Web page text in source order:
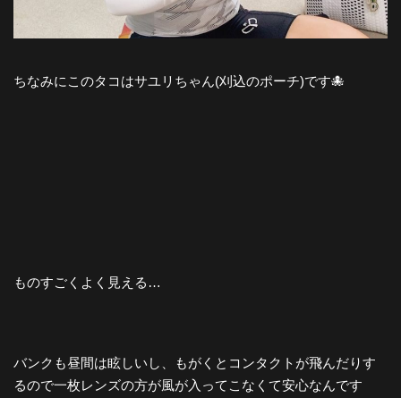
ちなみにこのタコはサユリちゃん(刈込のポーチ)です🐙
ものすごくよく見える…
バンクも昼間は眩しいし、もがくとコンタクトが飛んだりす
るので一枚レンズの方が風が入ってこなくて安心なんです